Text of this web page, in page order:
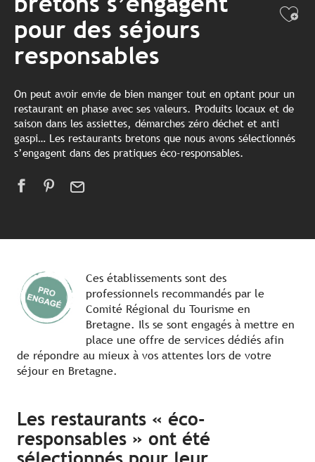
pour des séjours
responsables
On peut avoir envie de bien manger tout en optant pour un
restaurant en phase avec ses valeurs. Produits locaux et de
saison dans les assiettes, démarches zéro déchet et anti
gaspi… Les restaurants bretons que nous avons sélectionnés
s’engagent dans des pratiques éco-responsables.
Ces établissements sont des
professionnels recommandés par le
Comité Régional du Tourisme en
Bretagne. Ils se sont engagés à mettre en
place une offre de services dédiés afin
de répondre au mieux à vos attentes lors de votre
séjour en Bretagne.
Les restaurants « éco-
responsables » ont été